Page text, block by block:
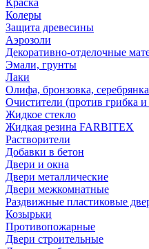
Краска
Колеры
Защита древесины
Аэрозоли
Декоративно-отделочные
Эмали, грунты
Лаки
Олифа, бронзовка, серебрянка
Очистители (против грибка
Жидкое стекло
Жидкая резина FARBITEX
Растворители
Добавки в бетон
Двери и окна
Двери металлические
Двери межкомнатные
Раздвижные пластиковые
Козырьки
Противопожарные
Двери строительные